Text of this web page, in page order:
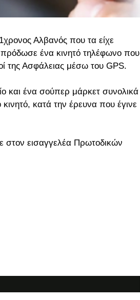
Αλβανός που τα είχε
ένα κινητό τηλέφωνο που
της Ασφάλειας μέσω του GPS.
και ένα σούπερ μάρκετ συνολικά
κατά την έρευνα που έγινε
στον εισαγγελέα Πρωτοδικών